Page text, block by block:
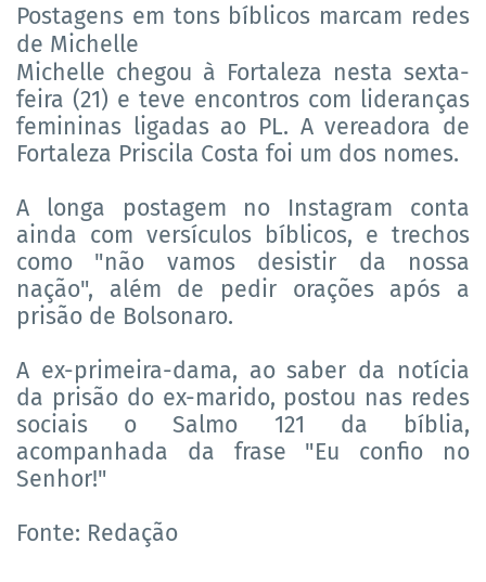
Postagens em tons bíblicos marcam redes
de Michelle
Michelle chegou à Fortaleza nesta sexta-
feira (21) e teve encontros com lideranças
femininas ligadas ao PL. A vereadora de
Fortaleza Priscila Costa foi um dos nomes.
A longa postagem no Instagram conta
ainda com versículos bíblicos, e trechos
como "não vamos desistir da nossa
nação", além de pedir orações após a
prisão de Bolsonaro.
A ex-primeira-dama, ao saber da notícia
da prisão do ex-marido, postou nas redes
sociais o Salmo 121 da bíblia,
acompanhada da frase "Eu confio no
Senhor!"
Fonte: Redação